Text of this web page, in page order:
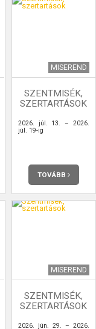
MISEREND
SZENTMISÉK,
SZERTARTÁSOK
2026. júl. 13. – 2026.
júl. 19-ig
TOVÁBB
MISEREND
SZENTMISÉK,
SZERTARTÁSOK
2026. jún. 29. – 2026.